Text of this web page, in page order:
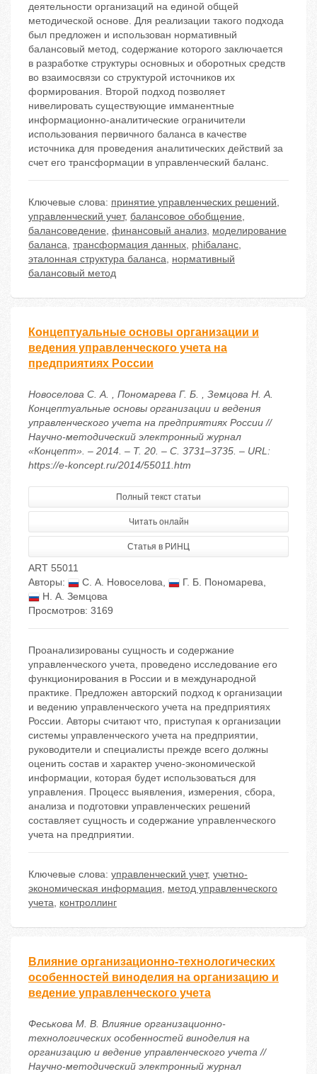
деятельности организаций на единой общей
методической основе. Для реализации такого подхода
был предложен и использован нормативный
балансовый метод, содержание которого заключается
в разработке структуры основных и оборотных средств
во взаимосвязи со структурой источников их
формирования. Второй подход позволяет
нивелировать существующие имманентные
информационно-аналитические ограничители
использования первичного баланса в качестве
источника для проведения аналитических действий за
счет его трансформации в управленческий баланс.
Ключевые слова: принятие управленческих решений,
управленческий учет, балансовое обобщение,
балансоведение, финансовый анализ, моделирование
баланса, трансформация данных, phiбаланс,
эталонная структура баланса, нормативный
балансовый метод
Концептуальные основы организации и
ведения управленческого учета на
предприятиях России
Новоселова С. А. , Пономарева Г. Б. , Земцова Н. А.
Концептуальные основы организации и ведения
управленческого учета на предприятиях России //
Научно-методический электронный журнал
«Концепт». – 2014. – Т. 20. – С. 3731–3735. – URL:
https://e-koncept.ru/2014/55011.htm
Полный текст статьи
Читать онлайн
Статья в РИНЦ
ART 55011
Авторы:
С. А. Новоселова, Г. Б. Пономарева,
Н. А. Земцова
Просмотров: 3169
Проанализированы сущность и содержание
управленческого учета, проведено исследование его
функционирования в России и в международной
практике. Предложен авторский подход к организации
и ведению управленческого учета на предприятиях
России. Авторы считают что, приступая к организации
системы управленческого учета на предприятии,
руководители и специалисты прежде всего должны
оценить состав и характер учено-экономической
информации, которая будет использоваться для
управления. Процесс выявления, измерения, сбора,
анализа и подготовки управленческих решений
составляет сущность и содержание управленческого
учета на предприятии.
Ключевые слова: управленческий учет, учетно-
экономическая информация, метод управленческого
учета, контроллинг
Влияние организационно-технологических
особенностей виноделия на организацию и
ведение управленческого учета
Феськова М. В. Влияние организационно-
технологических особенностей виноделия на
организацию и ведение управленческого учета //
Научно-методический электронный журнал